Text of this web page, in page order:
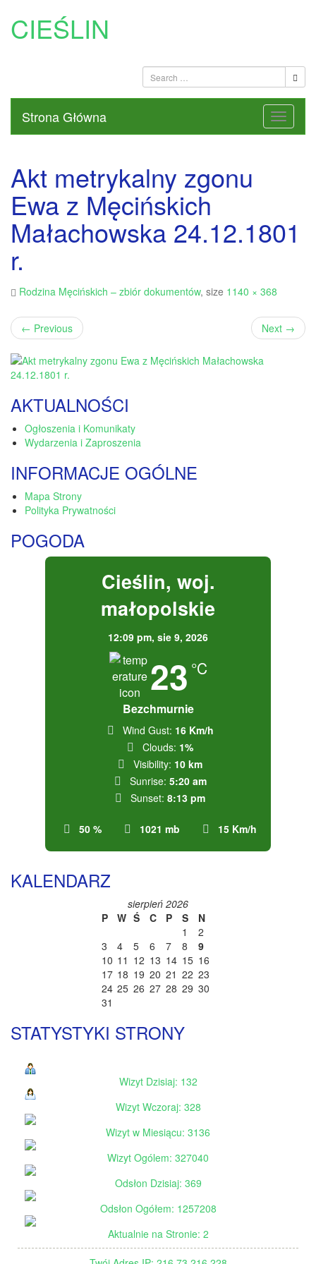
CIEŚLIN
Strona Główna
Akt metrykalny zgonu
Ewa z Męcińskich
Małachowska 24.12.1801
r.
Rodzina Męcińskich – zbiór dokumentów, size 1140 × 368
← Previous Next →
AKTUALNOŚCI
Ogłoszenia i Komunikaty
Wydarzenia i Zaproszenia
INFORMACJE OGÓLNE
Mapa Strony
Polityka Prywatności
POGODA
Cieślin, woj.
małopolskie
12:09 pm, sie 9, 2026
23 °C
Bezchmurnie
50 % 1021 mb 15 Km/h
Wind Gust: 16 Km/h
Clouds: 1%
Visibility: 10 km
Sunrise: 5:20 am
Sunset: 8:13 pm
KALENDARZ
sierpień 2026
P
W Ś C P S
N
1
2
3
4 5 6 7 8
9
10 11 12 13 14 15 16
17 18 19 20 21 22 23
24 25 26 27 28 29 30
31
STATYSTYKI STRONY
Wizyt Dzisiaj: 132
Wizyt Wczoraj: 328
Wizyt w Miesiącu: 3136
Wizyt Ogólem: 327040
Odsłon Dzisiaj: 369
Odsłon Ogółem: 1257208
Aktualnie na Stronie: 2